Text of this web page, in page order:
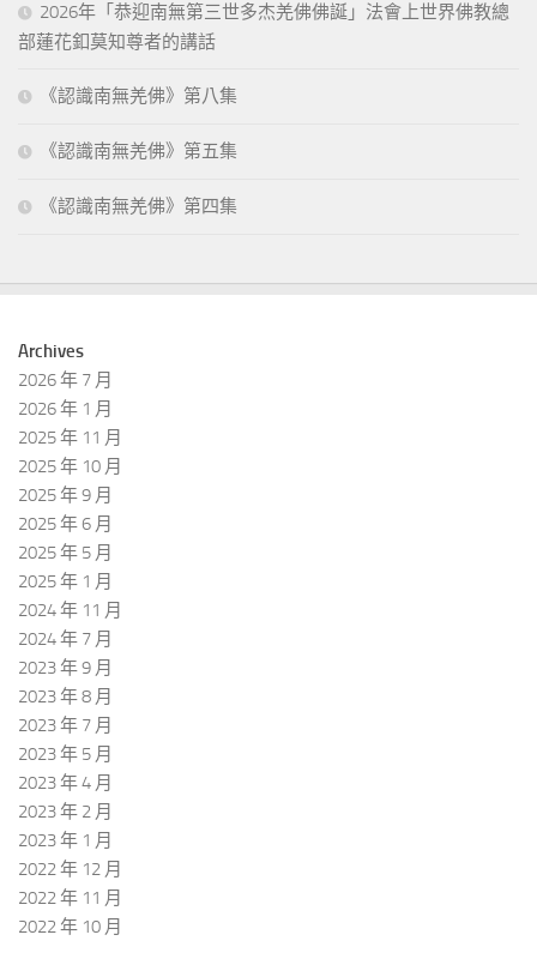
2026年「恭迎南無第三世多杰羌佛佛誕」法會上世界佛教總
部蓮花釦莫知尊者的講話
《認識南無羌佛》第八集
《認識南無羌佛》第五集
《認識南無羌佛》第四集
Archives
2026 年 7 月
2026 年 1 月
2025 年 11 月
2025 年 10 月
2025 年 9 月
2025 年 6 月
2025 年 5 月
2025 年 1 月
2024 年 11 月
2024 年 7 月
2023 年 9 月
2023 年 8 月
2023 年 7 月
2023 年 5 月
2023 年 4 月
2023 年 2 月
2023 年 1 月
2022 年 12 月
2022 年 11 月
2022 年 10 月